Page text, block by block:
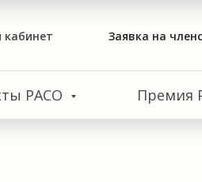
Заявка на
РАСО Премия